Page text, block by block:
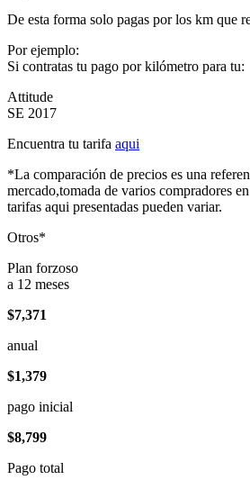
De esta forma solo pagas por los km que
Por ejemplo:
Si contratas tu pago por kilómetro para tu:
Attitude
SE 2017
Encuentra tu tarifa aqui
*La comparación de precios es una
mercado,tomada de varios compradores
tarifas aqui presentadas pueden variar.
Otros*
Plan forzoso
a 12 meses
$7,371
anual
$1,379
pago inicial
$8,799
Pago total